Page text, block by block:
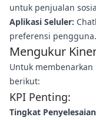
untuk penjualan
Aplikasi Seluler:
preferensi pengguna.
Mengukur
Untuk
berikut:
KPI Penting:
Tingkat